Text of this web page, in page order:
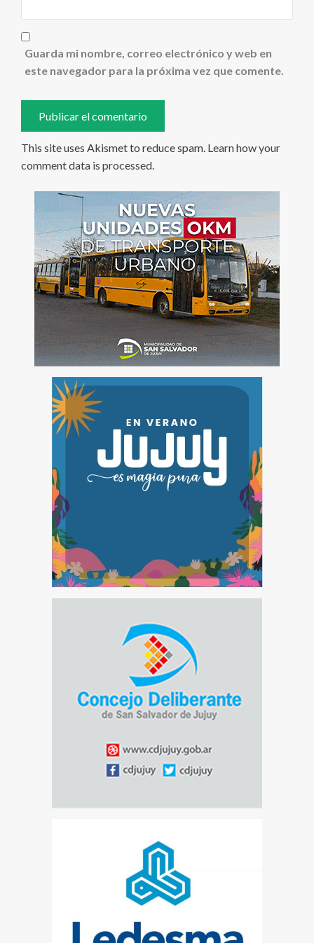
Guarda mi nombre, correo electrónico y web en
este navegador para la próxima vez que comente.
This site uses Akismet to reduce spam. Learn how your
comment data is processed.